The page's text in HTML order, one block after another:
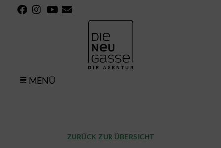
MENÜ
ZURÜCK ZUR ÜBERSICHT